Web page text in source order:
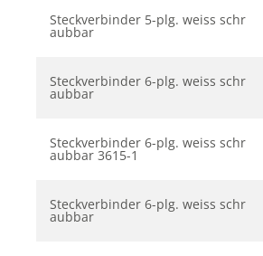
Steckverbinder 5-plg. weiss schr
aubbar
Steckverbinder 6-plg. weiss schr
aubbar
Steckverbinder 6-plg. weiss schr
aubbar 3615-1
Steckverbinder 6-plg. weiss schr
aubbar